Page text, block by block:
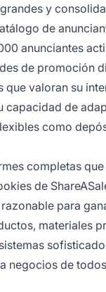
y
de
anunciantes
de promoción
valoran su
capacidad de
como
completas
de
para
materiales
negocios de